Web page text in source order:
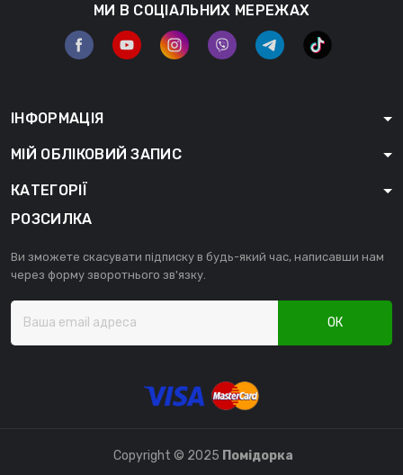
МИ В СОЦІАЛЬНИХ МЕРЕЖАХ
ІНФОРМАЦІЯ
МІЙ ОБЛІКОВИЙ ЗАПИС
КАТЕГОРІЇ
РОЗСИЛКА
Ви зможете скасувати підписку в будь-який час, написавши нам
через форму зворотнього зв'язку.
ОК
Copyright © 2025 Помідорка